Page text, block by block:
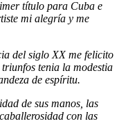
título para Cuba e
mi alegría y me
del siglo XX me felicito
tenia la modestia
de espíritu.
de sus manos, las
con las